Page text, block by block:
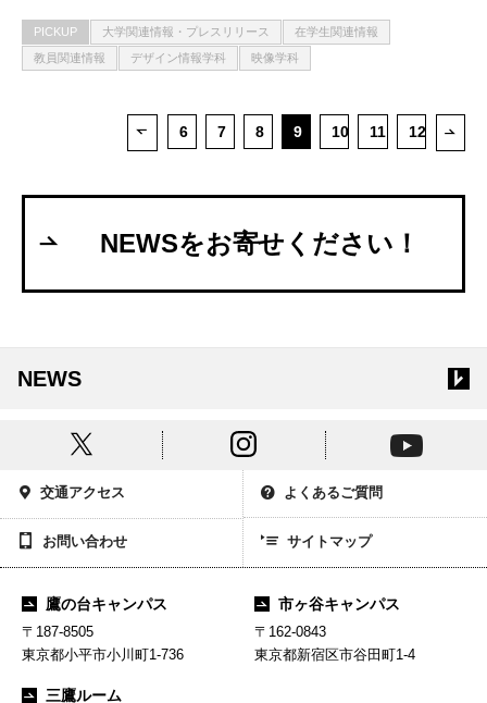
PICKUP 大学関連情報・プレスリリース
在学生関連情報
教員関連情報
デザイン情報学科 映像学科
前ページ
6 7 8 9 10 11 12 次ペ
NEWSをお寄せください！
NEWS
交通アクセス よくあるご質問
お問い合わせ サイトマップ
鷹の台キャンパス
〒187-8505
東京都小平市小川町1-736
市ヶ谷キャンパス
〒162-0843
東京都新宿区市谷田町1-4
三鷹ルーム